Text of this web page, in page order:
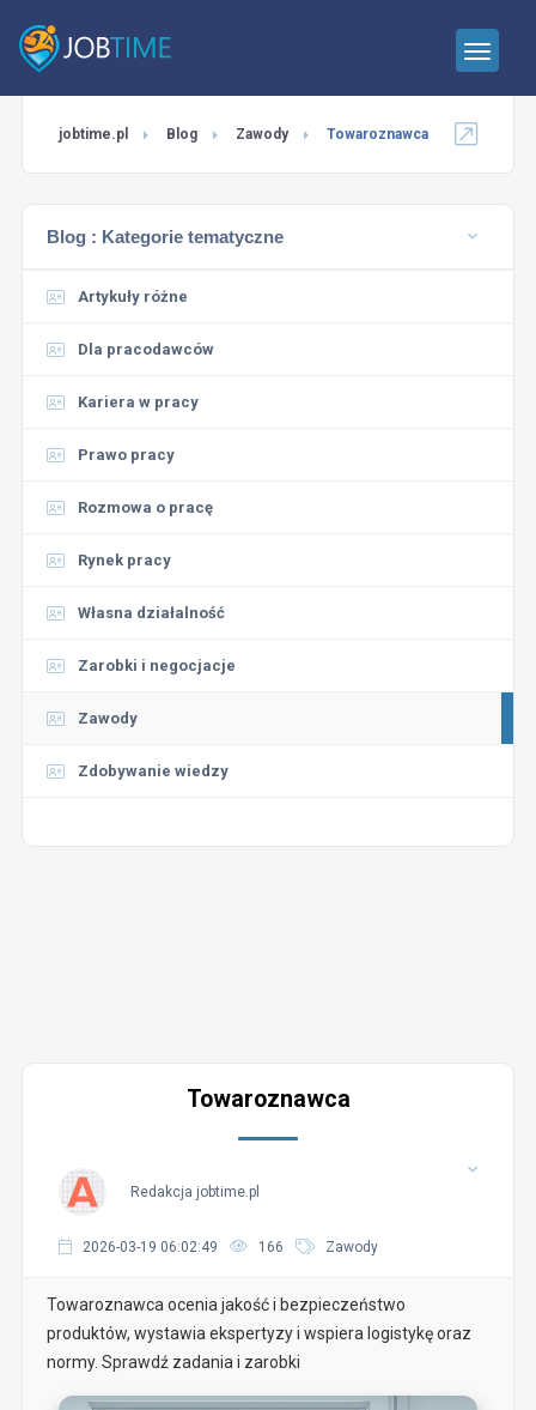
jobtime.pl Blog Zawody Towaroznawca
Blog : Kategorie tematyczne
Artykuły różne
Dla pracodawców
Kariera w pracy
Prawo pracy
Rozmowa o pracę
Rynek pracy
Własna działalność
Zarobki i negocjacje
Zawody
Zdobywanie wiedzy
Towaroznawca
Redakcja jobtime.pl
2026-03-19 06:02:49 166 Zawody
Towaroznawca ocenia jakość i bezpieczeństwo
produktów, wystawia ekspertyzy i wspiera logistykę oraz
normy. Sprawdź zadania i zarobki